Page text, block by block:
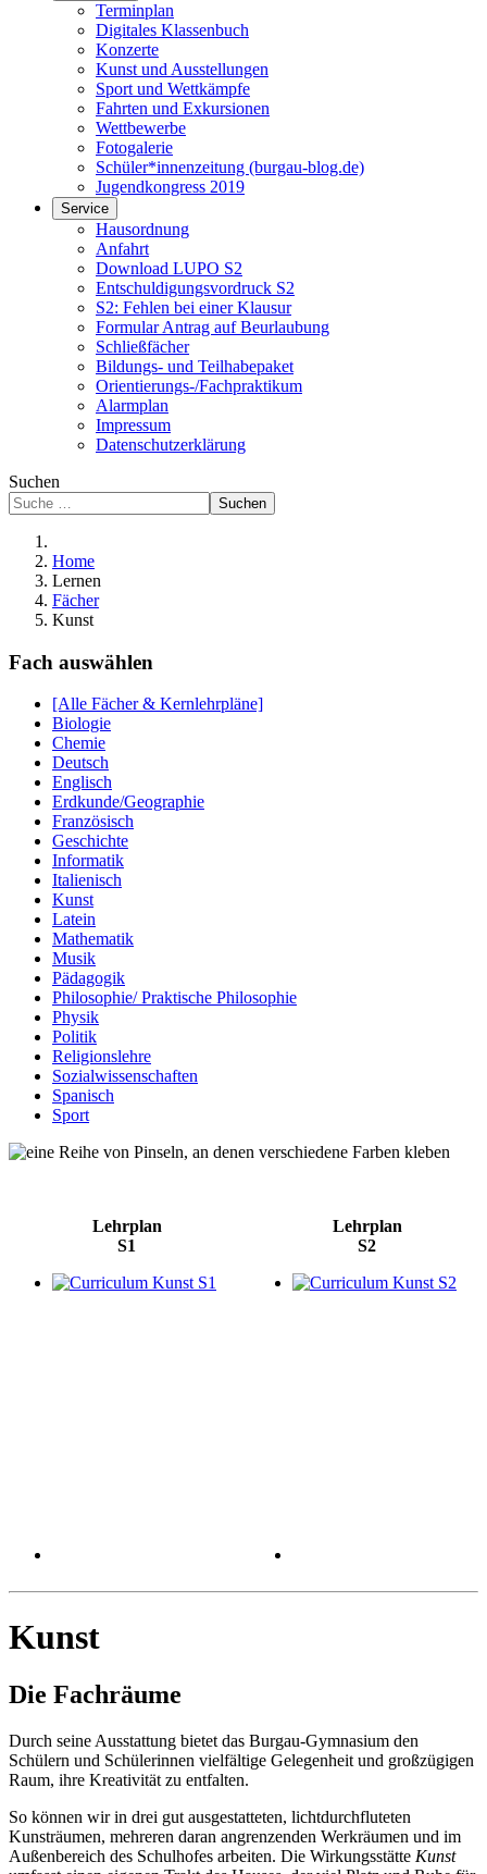
Terminplan
Digitales Klassenbuch
Konzerte
Kunst und Ausstellungen
Sport und Wettkämpfe
Fahrten und Exkursionen
Wettbewerbe
Fotogalerie
Schüler*innenzeitung (burgau-blog.de)
Jugendkongress 2019
Service
Hausordnung
Anfahrt
Download LUPO S2
Entschuldigungsvordruck S2
S2: Fehlen bei einer Klausur
Formular Antrag auf Beurlaubung
Schließfächer
Bildungs- und Teilhabepaket
Orientierungs-/Fachpraktikum
Alarmplan
Impressum
Datenschutzerklärung
Suchen
Suchen
Home
Lernen
Fächer
Kunst
Fach auswählen
[Alle Fächer & Kernlehrpläne]
Biologie
Chemie
Deutsch
Englisch
Erdkunde/Geographie
Französisch
Geschichte
Informatik
Italienisch
Kunst
Latein
Mathematik
Musik
Pädagogik
Philosophie/ Praktische Philosophie
Physik
Politik
Religionslehre
Sozialwissenschaften
Spanisch
Sport
Lehrplan
S1
Lehrplan
S2
Kunst
Die Fachräume
Durch seine Ausstattung bietet das Burgau-Gymnasium den
Schülern und Schülerinnen vielfältige Gelegenheit und großzügigen
Raum, ihre Kreativität zu entfalten.
So können wir in drei gut ausgestatteten, lichtdurchfluteten
Kunsträumen, mehreren daran angrenzenden Werkräumen und im
Außenbereich des Schulhofes arbeiten. Die Wirkungsstätte Kunst